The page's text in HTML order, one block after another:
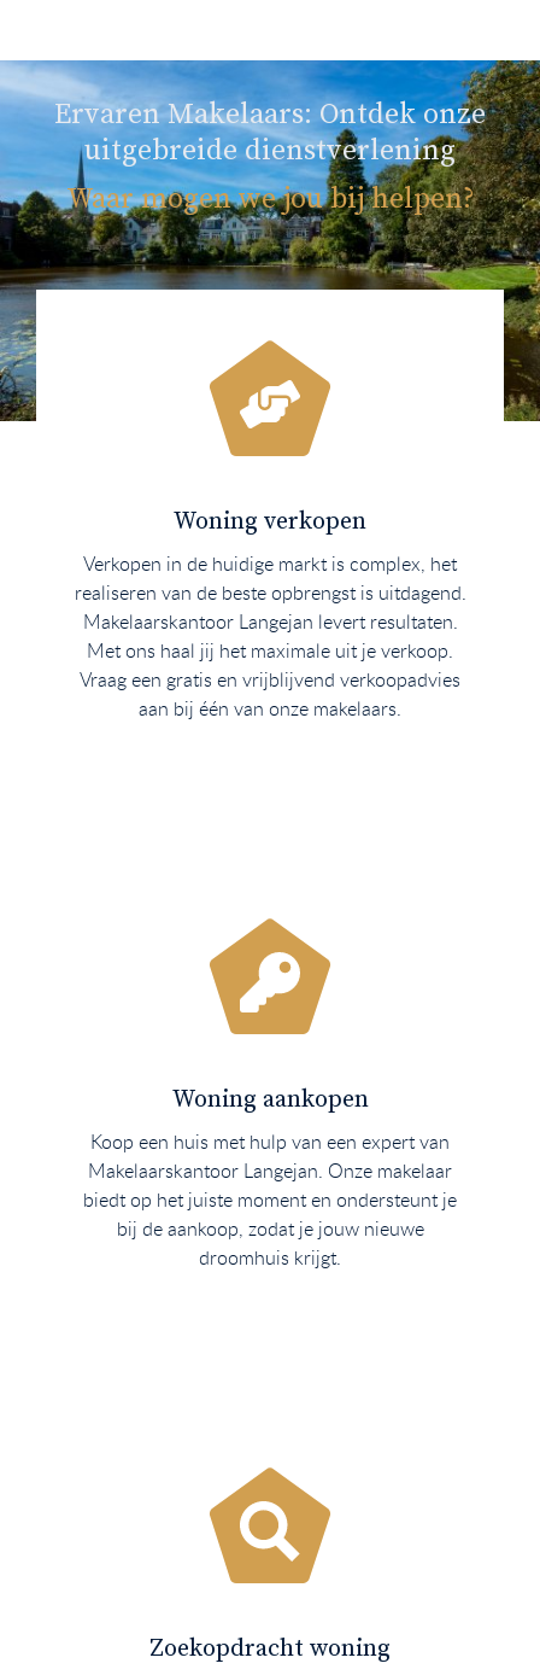
Ervaren Makelaars: Ontdek onze
uitgebreide dienstverlening
Waar mogen we jou bij helpen?
Woning verkopen
Verkopen in de huidige markt is complex, het
realiseren van de beste opbrengst is uitdagend.
Makelaarskantoor Langejan levert resultaten.
Met ons haal jij het maximale uit je verkoop.
Vraag een gratis en vrijblijvend verkoopadvies
aan bij één van onze makelaars.
Woning aankopen
Koop een huis met hulp van een expert van
Makelaarskantoor Langejan. Onze makelaar
biedt op het juiste moment en ondersteunt je
bij de aankoop, zodat je jouw nieuwe
droomhuis krijgt.
Zoekopdracht woning